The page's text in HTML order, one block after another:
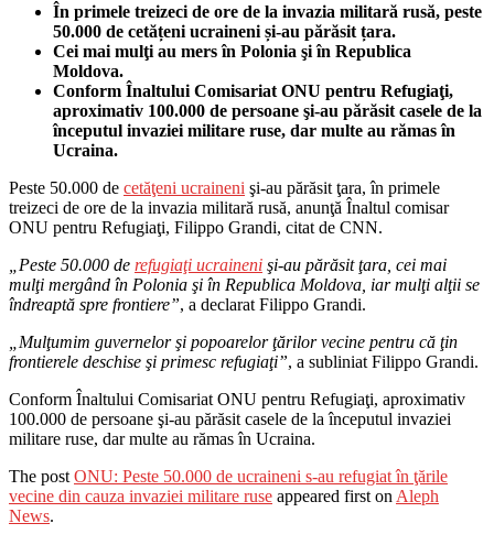
În primele treizeci de ore de la invazia militară rusă, peste
50.000 de cetățeni ucraineni și-au părăsit țara.
Cei mai mulţi au mers în Polonia şi în Republica
Moldova.
Conform Înaltului Comisariat ONU pentru Refugiaţi,
aproximativ 100.000 de persoane şi-au părăsit casele de la
începutul invaziei militare ruse, dar multe au rămas în
Ucraina.
Peste 50.000 de cetăţeni ucraineni şi-au părăsit ţara, în primele
treizeci de ore de la invazia militară rusă, anunţă Înaltul comisar
ONU pentru Refugiaţi, Filippo Grandi, citat de CNN.
„Peste 50.000 de refugiaţi ucraineni şi-au părăsit ţara, cei mai
mulţi mergând în Polonia şi în Republica Moldova, iar mulţi alţii se
îndreaptă spre frontiere”, a declarat Filippo Grandi.
„Mulţumim guvernelor şi popoarelor ţărilor vecine pentru că ţin
frontierele deschise şi primesc refugiaţi”, a subliniat Filippo Grandi.
Conform Înaltului Comisariat ONU pentru Refugiaţi, aproximativ
100.000 de persoane şi-au părăsit casele de la începutul invaziei
militare ruse, dar multe au rămas în Ucraina.
The post ONU: Peste 50.000 de ucraineni s-au refugiat în ţările
vecine din cauza invaziei militare ruse appeared first on Aleph
News.